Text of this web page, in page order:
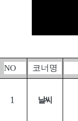
NO 코너명
1 날씨